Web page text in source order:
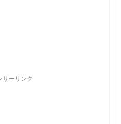
サーリンク